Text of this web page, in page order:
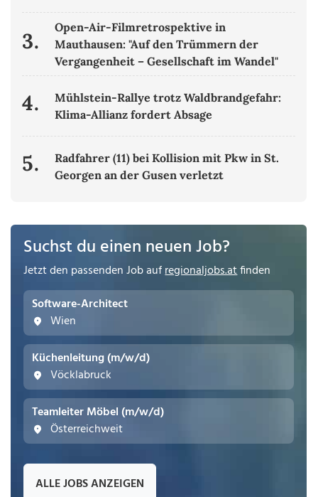
3.
Open-Air-Filmretrospektive in
Mauthausen: "Auf den Trümmern der
Vergangenheit – Gesellschaft im Wandel"
4.
Mühlstein-Rallye trotz Waldbrandgefahr:
Klima-Allianz fordert Absage
5.
Radfahrer (11) bei Kollision mit Pkw in St.
Georgen an der Gusen verletzt
Suchst du einen neuen Job?
Jetzt den passenden Job aufregionaljobs.atfinden
Software-Architect
Wien
Küchenleitung (m/w/d)
Vöcklabruck
Teamleiter Möbel (m/w/d)
Österreichweit
ALLE JOBS ANZEIGEN